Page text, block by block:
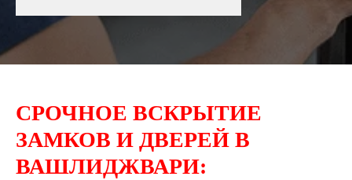
СРОЧНОЕ ВСКРЫТИЕ
ЗАМКОВ И ДВЕРЕЙ В
ВАШЛИДЖВАРИ: